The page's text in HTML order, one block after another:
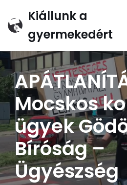
Skip
content
Kiállunk a
gyermekedért
Mocskos
ügyek
Bíróság –
Ügyészség